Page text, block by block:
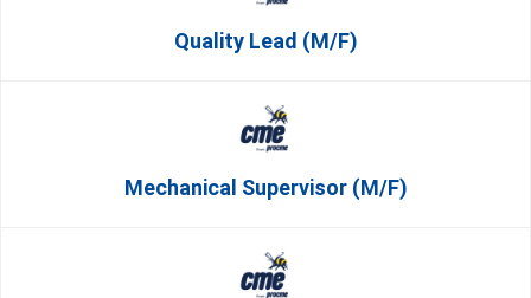
Quality Lead (m/f)
Mechanical Supervisor (m/f)